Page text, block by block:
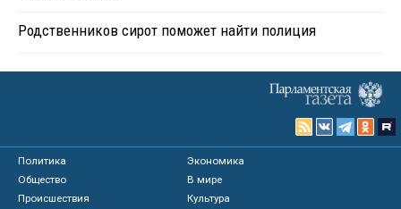
Родственников сирот поможет найти полиция
Политика
Экономика
Общество
В мире
Происшествия
Культура